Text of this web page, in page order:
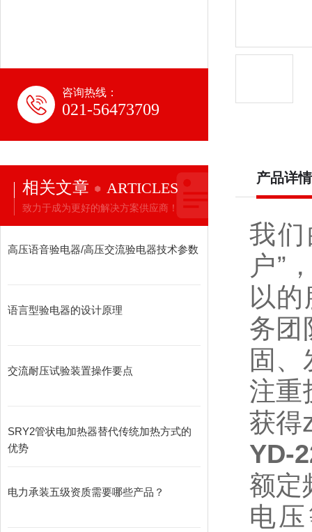
咨询热线：
021-56473709
相关文章 ARTICLES
致力于成为更好的解决方案供应商！
高压语音验电器/高压交流验电器技术参数
语言型验电器的设计原理
交流耐压试验装置操作要点
SRY2管状电加热器替代传统加热方式的
优势
电力承装五级资质需要哪些产品？
产品详情
我们
户”
以
务团
固
注重
获得
YD-
额定
电